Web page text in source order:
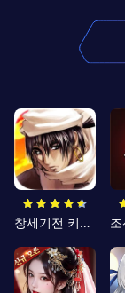
창세기전 키우기